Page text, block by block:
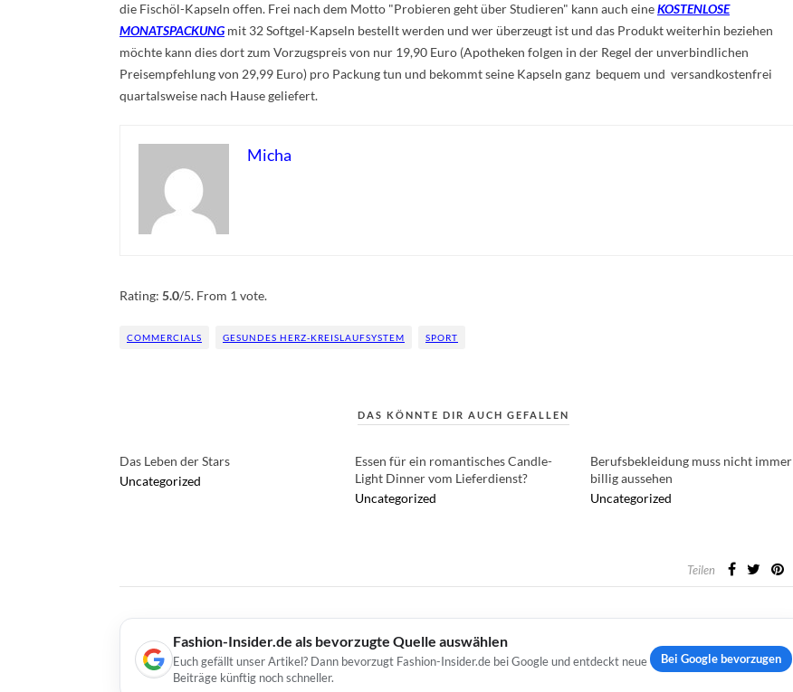
die Fischöl-Kapseln offen. Frei nach dem Motto "Probieren geht über Studieren" kann auch eineKOSTENLOSE
MONATSPACKUNG mit 32 Softgel-Kapseln bestellt werden und wer überzeugt ist und das Produkt weiterhin beziehen
möchte kann dies dort zum Vorzugspreis von nur 19,90 Euro (Apotheken folgen in der Regel der unverbindlichen
Preisempfehlung von 29,99 Euro) pro Packung tun und bekommt seine Kapseln ganz bequem und versandkostenfrei
quartalsweise nach Hause geliefert.
Micha
Rating: 5.0/5. From 1 vote.
COMMERCIALS GESUNDES HERZ-KREISLAUFSYSTEM SPORT
DAS KÖNNTE DIR AUCH GEFALLEN
Das Leben der Stars
Uncategorized
Essen für ein romantisches Candle-
Light Dinner vom Lieferdienst?
Uncategorized
Berufsbekleidung muss nicht immer
billig aussehen
Uncategorized
Teilen
Fashion-Insider.de als bevorzugte Quelle auswählen
Euch gefällt unser Artikel? Dann bevorzugt Fashion-Insider.de bei Google und entdeckt neue
Beiträge künftig noch schneller.
Bei Google bevorzugen